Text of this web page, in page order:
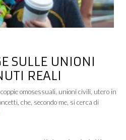
SULLE UNIONI
REALI
omosessuali, unioni civili, utero in
che, secondo me, si cerca di